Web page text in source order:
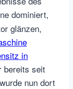
dominiert,
glänzen,
in
bereits seit
nun dort